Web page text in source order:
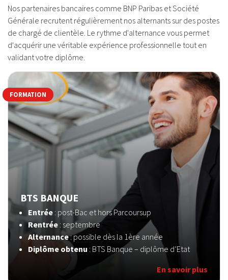
Nos partenaires bancaires comme BNP Paribas et Société
Générale recrutent régulièrement nos alternants sur des postes
de chargé de clientèle. Le rythme d'alternance vous permet
d'acquérir une véritable expérience professionnelle tout en
validant votre diplôme.
BTS BANQUE
Entrée : post-Bac et hors Parcoursup
Rentrée : septembre
Alternance: possible dès la 1ère année
Diplôme obtenu : BTS Banque – diplôme d’Etat
En savoir plus
FORMATION